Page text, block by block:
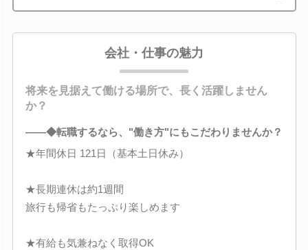
会社・仕事の魅力
将来を見据えて働ける場所で、長く活躍しません
か？
――◆転職するなら、"働き方"にもこだわりませんか？
★年間休日 121日（基本土日休み）
★長期連休は約1週間
旅行も帰省もたっぷり楽しめます
★有給も気兼ねなく取得OK